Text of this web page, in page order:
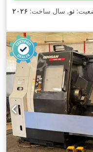
نو, سال ساخت: ۲۰۲۶